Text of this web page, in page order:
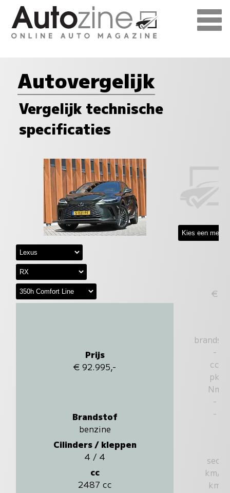
Autovergelijk
Vergelijk technische
specificaties
Prijs
€ 92.995,-
Brandstof
benzine
Cilinders / kleppen
4 / 4
cc
2487 cc
€
-
cc
pk
Nm
-
-
sec.
km/u
km